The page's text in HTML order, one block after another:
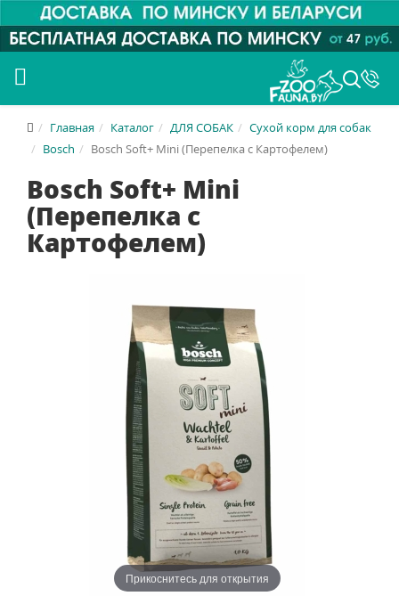
Главная Каталог ДЛЯ СОБАК
Сухой корм для собак
Bosch
Bosch Soft+ Mini (Перепелка с Картофелем)
Bosch Soft+ Mini
(Перепелка с
Картофелем)
Прикоснитесь для открытия